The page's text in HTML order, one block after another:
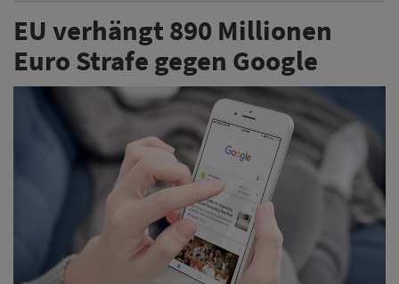
EU verhängt 890 Millionen
Euro Strafe gegen Google